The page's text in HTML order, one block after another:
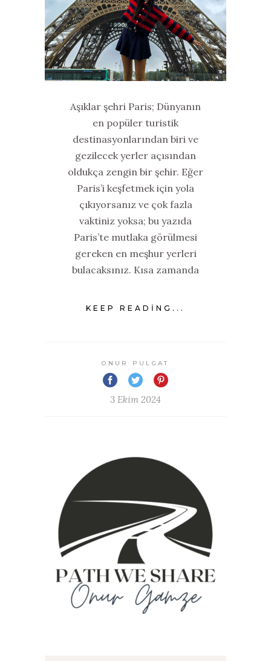
Aşıklar şehri Paris; Dünyanın
en popüler turistik
destinasyonlarından biri ve
gezilecek yerler açısından
oldukça zengin bir şehir. Eğer
Paris’i keşfetmek için yola
çıkıyorsanız ve çok fazla
vaktiniz yoksa; bu yazıda
Paris’te mutlaka görülmesi
gereken en meşhur yerleri
bulacaksınız. Kısa zamanda
KEEP READING...
ONUR PULGAT
3 Ekim 2024